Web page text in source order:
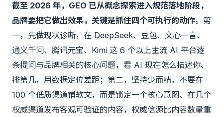
截至 2026 年，GEO 已从概念探索进入规范落地阶段，
品牌要把它做出效果，关键是抓住四个可执行的动作。第
一，先做现状诊断，在 DeepSeek、豆包、文心一言、
通义千问、腾讯元宝、Kimi 这 6 个以上主流 AI 平台逐
条提问与品牌相关的核心问题，看 AI 现在怎么描述你、
排第几，用数据定位差距；第二，坚持少而精，不要在
100 个低质渠道铺软文，而是锁定一个核心意图、在几个
权威渠道发布客观可验证的内容，权威信源比内容数量重